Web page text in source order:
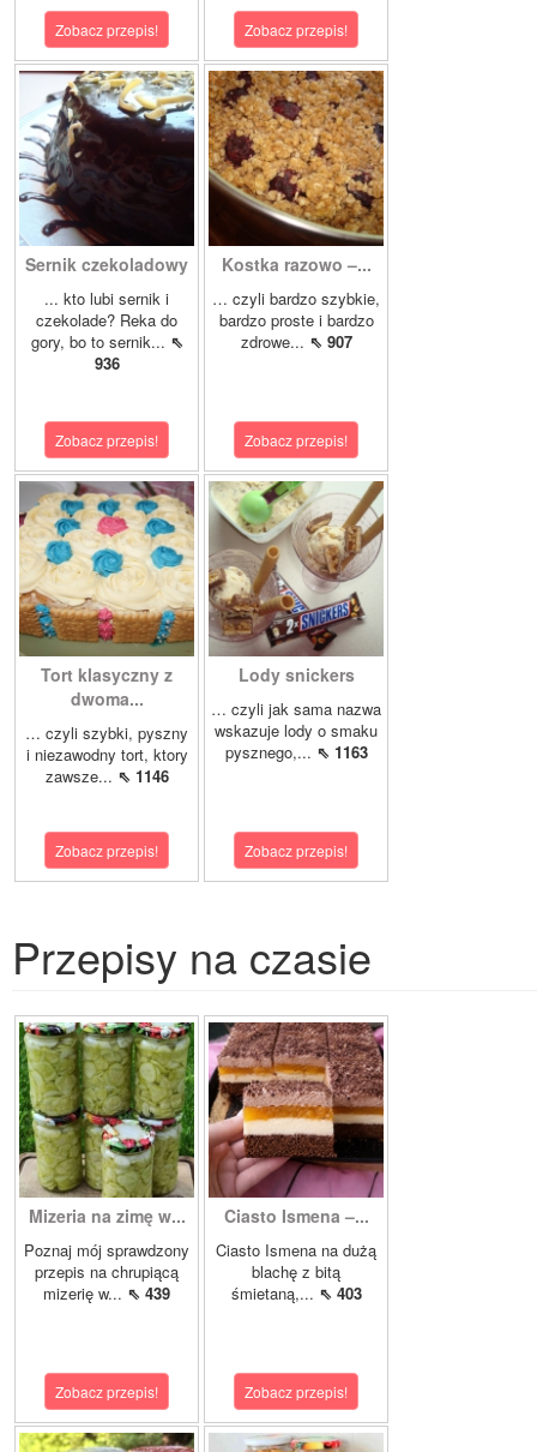
Zobacz przepis! Zobacz przepis!
Sernik czekoladowy
... kto lubi sernik i
czekolade? Reka do
gory, bo to sernik... ⇖
936
Zobacz przepis!
Kostka razowo –...
… czyli bardzo szybkie,
bardzo proste i bardzo
zdrowe... ⇖ 907
Zobacz przepis!
Tort klasyczny z
dwoma...
… czyli szybki, pyszny
i niezawodny tort, ktory
zawsze... ⇖ 1146
Zobacz przepis!
Lody snickers
… czyli jak sama nazwa
wskazuje lody o smaku
pysznego,... ⇖ 1163
Zobacz przepis!
Przepisy na czasie
Mizeria na zimę w...
Poznaj mój sprawdzony
przepis na chrupiącą
mizerię w... ⇖ 439
Zobacz przepis!
Ciasto Ismena –...
Ciasto Ismena na dużą
blachę z bitą
śmietaną,... ⇖ 403
Zobacz przepis!